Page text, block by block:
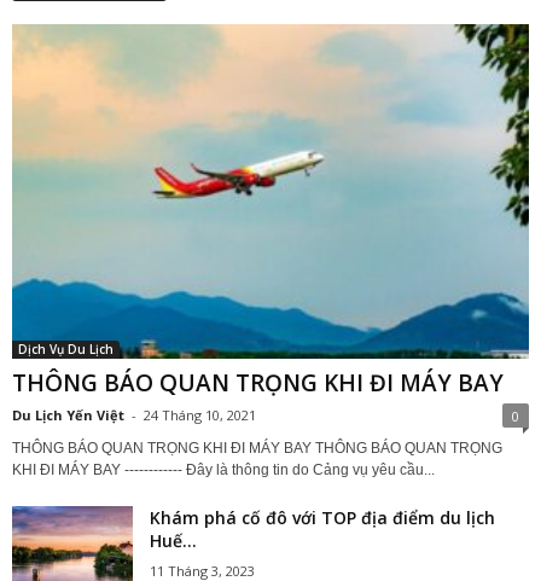
Dịch Vụ Du Lịch
THÔNG BÁO QUAN TRỌNG KHI ĐI MÁY BAY
Du Lịch Yến Việt - 24 Tháng 10, 2021 0
THÔNG BÁO QUAN TRỌNG KHI ĐI MÁY BAY THÔNG BÁO QUAN TRỌNG
KHI ĐI MÁY BAY ------------ Đây là thông tin do Cảng vụ yêu cầu...
Khám phá cố đô với TOP địa điểm du lịch
Huế...
11 Tháng 3, 2023